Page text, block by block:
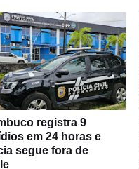
registra 9
em 24 horas e
segue fora de